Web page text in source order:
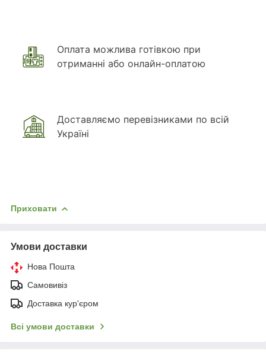
Оплата можлива готівкою при
отриманні або онлайн-оплатою
Доставляємо перевізниками по всій
Україні
Приховати
Умови доставки
Нова Пошта
Самовивіз
Доставка кур'єром
Всі умови доставки